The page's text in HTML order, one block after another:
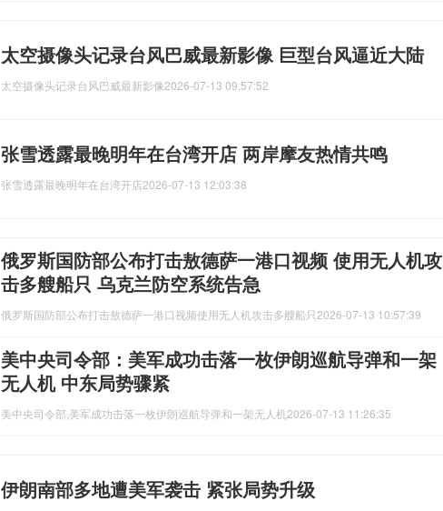
太空摄像头记录台风巴威最新影像 巨型台风逼近大陆
太空摄像头记录台风巴威最新影像2026-07-13 09:57:52
张雪透露最晚明年在台湾开店 两岸摩友热情共鸣
张雪透露最晚明年在台湾开店2026-07-13 12:03:38
俄罗斯国防部公布打击敖德萨一港口视频 使用无人机攻
击多艘船只 乌克兰防空系统告急
俄罗斯国防部公布打击敖德萨一港口视频使用无人机攻击多艘船只2026-07-13 10:57:39
美中央司令部：美军成功击落一枚伊朗巡航导弹和一架
无人机 中东局势骤紧
美中央司令部,美军成功击落一枚伊朗巡航导弹和一架无人机 2026-07-13 11:26:35
伊朗南部多地遭美军袭击 紧张局势升级